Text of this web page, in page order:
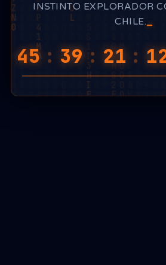
INSTINTO EXPLORADOR
CHILE.
45 : 39 : 21 :